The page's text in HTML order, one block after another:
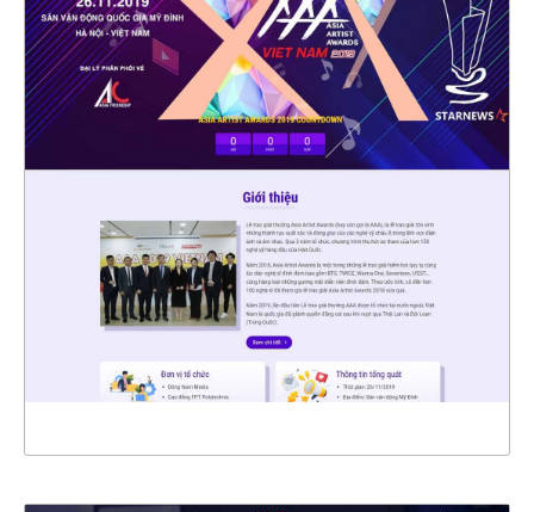
4559
CHI TIẾT
XEM THỰC TẾ